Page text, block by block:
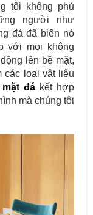
tôi không phủ
người như
đá đã biến nó
với mọi không
lên bề mặt,
các loại vật liệu
mặt đákết hợp
mà chúng tôi